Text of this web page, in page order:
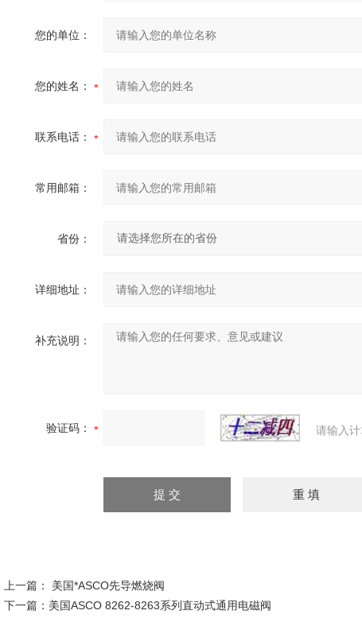
您的单位：
您的姓名：
联系电话：
常用邮箱：
省份：
详细地址：
补充说明：
验证码： 请输入
上一篇： 美国*ASCO先导燃烧阀
下一篇： 美国ASCO 8262-8263系列直动式通用电磁阀